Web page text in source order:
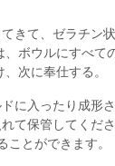
きて、ゼラチン
ボウルにすべ
次に奉仕する。
に入ったり成形
て保管してくだ
とができます。